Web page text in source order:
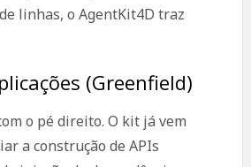
linhas, o AgentKit4D traz
(Greenfield)
o pé direito. O kit já vem
a construção de APIs